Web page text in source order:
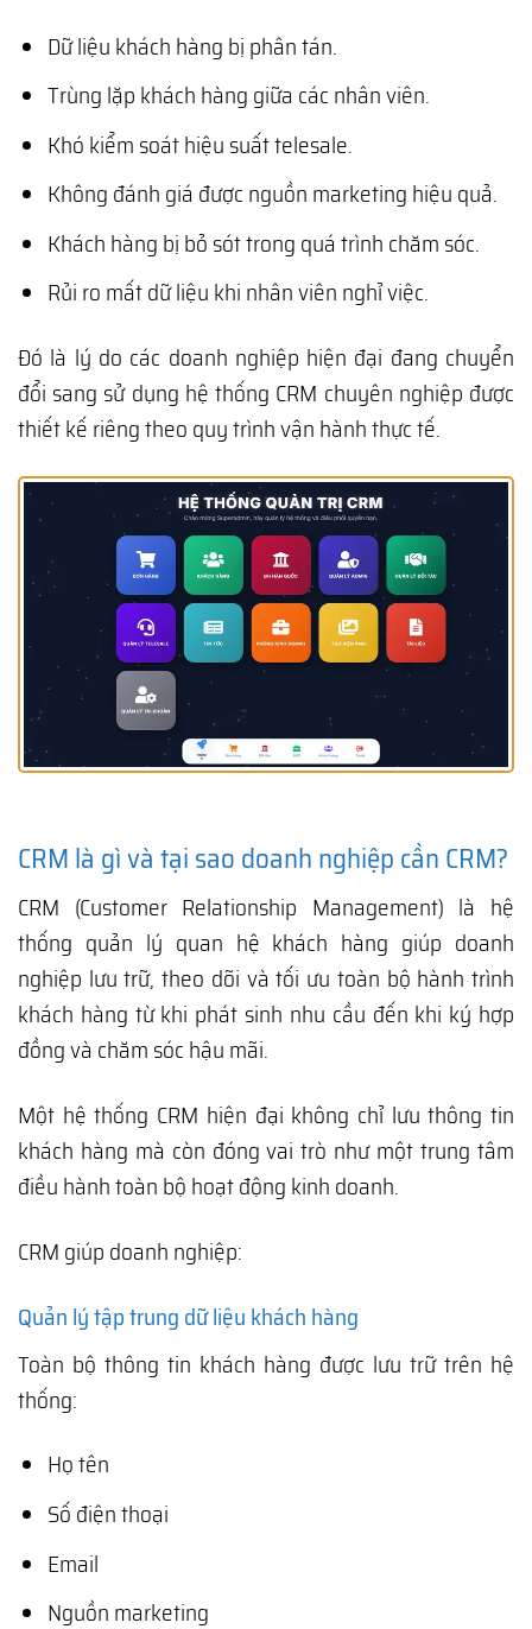
Dữ liệu khách hàng bị phân tán.
Trùng lặp khách hàng giữa các nhân viên.
Khó kiểm soát hiệu suất telesale.
Không đánh giá được nguồn marketing hiệu quả.
Khách hàng bị bỏ sót trong quá trình chăm sóc.
Rủi ro mất dữ liệu khi nhân viên nghỉ việc.
Đó là lý do các doanh nghiệp hiện đại đang chuyển
đổi sang sử dụng hệ thống CRM chuyên nghiệp được
thiết kế riêng theo quy trình vận hành thực tế.
CRM là gì và tại sao doanh nghiệp cần CRM?
CRM (Customer Relationship Management) là hệ
thống quản lý quan hệ khách hàng giúp doanh
nghiệp lưu trữ, theo dõi và tối ưu toàn bộ hành trình
khách hàng từ khi phát sinh nhu cầu đến khi ký hợp
đồng và chăm sóc hậu mãi.
Một hệ thống CRM hiện đại không chỉ lưu thông tin
khách hàng mà còn đóng vai trò như một trung tâm
điều hành toàn bộ hoạt động kinh doanh.
CRM giúp doanh nghiệp:
Quản lý tập trung dữ liệu khách hàng
Toàn bộ thông tin khách hàng được lưu trữ trên hệ
thống:
Họ tên
Số điện thoại
Email
Nguồn marketing